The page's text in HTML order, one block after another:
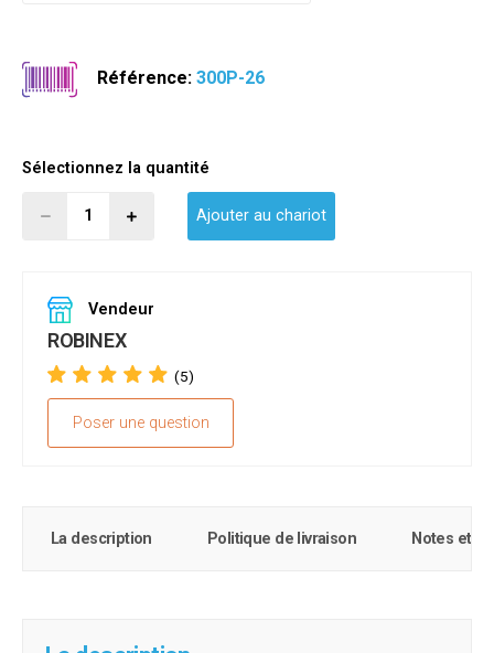
Référence:300P-26
Sélectionnez la quantité
Ajouter au chariot
Vendeur
ROBINEX
(5)
Poser une question
La description Politique de livraison Notes et